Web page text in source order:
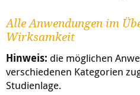
Alle Anwendungen im
Wirksamkeit
Hinweis: die möglichen
verschiedenen Kategorien
Studienlage.